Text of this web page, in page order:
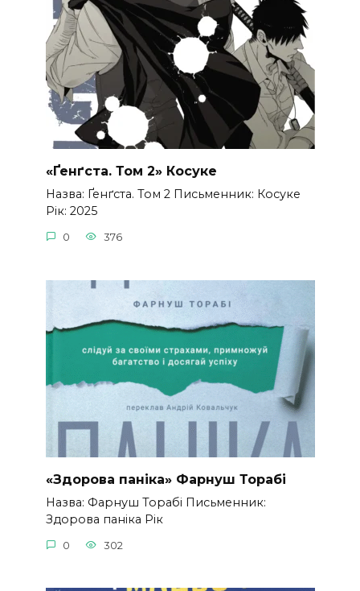
«Ґенґста. Том 2» Косуке
Назва: Ґенґста. Том 2 Письменник: Косуке
Рік: 2025
0 376
«Здорова паніка» Фарнуш Торабі
Назва: Фарнуш Торабі Письменник:
Здорова паніка Рік
0 302